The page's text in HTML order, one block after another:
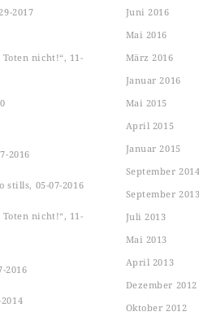
2017
nicht!“, 11-
2016
stills, 05-07-2016
nicht!“, 11-
2016
Juni 2016
Mai 2016
März 2016
Januar 2016
Mai 2015
April 2015
Januar 2015
September
September
Juli 2013
Mai 2013
April 2013
Dezember 2012
Oktober 2012